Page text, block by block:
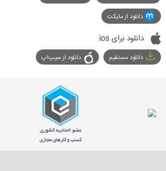
دانلود از مایکت
دانلود برای ios
دانلود مستقیم دانلود از سیپ‌اپ